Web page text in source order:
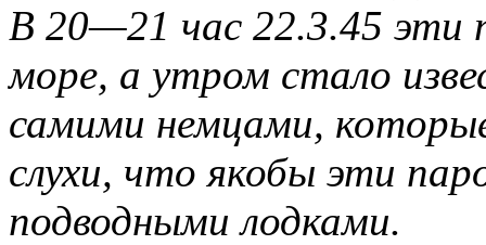
В 20—21 час 22.3.45 эти
море, а утром стало
самими немцами,
слухи, что якобы эти
подводными лодками.